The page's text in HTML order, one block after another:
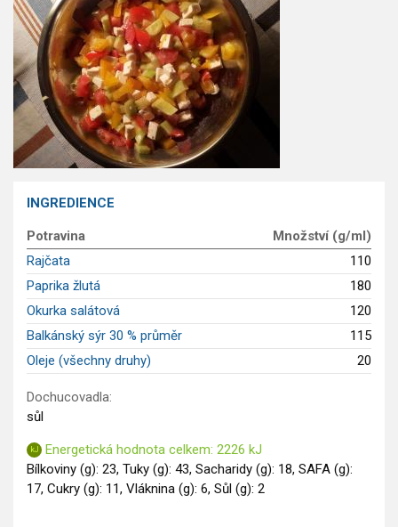
INGREDIENCE
Potravina
Množství (g/ml)
Rajčata
110
Paprika žlutá
180
Okurka salátová
120
Balkánský sýr 30 % průměr
115
Oleje (všechny druhy)
20
Dochucovadla:
sůl
Energetická hodnota celkem: 2226 kJ
Bílkoviny (g): 23, Tuky (g): 43, Sacharidy (g): 18, SAFA (g):
17, Cukry (g): 11, Vláknina (g): 6, Sůl (g): 2